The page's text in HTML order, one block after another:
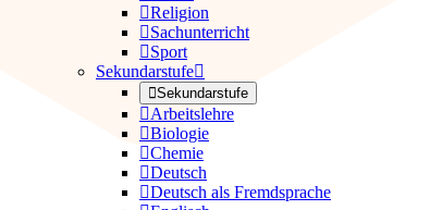
Religion
Sachunterricht
Sport
Sekundarstufe
Sekundarstufe
Arbeitslehre
Biologie
Chemie
Deutsch
Deutsch als Fremdsprache